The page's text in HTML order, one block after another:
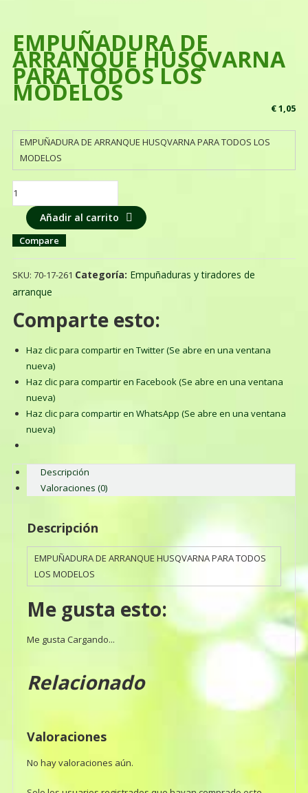
EMPUÑADURA DE
ARRANQUE HUSQVARNA
PARA TODOS LOS
MODELOS
€1,05
EMPUÑADURA DE ARRANQUE HUSQVARNA PARA TODOS LOS
MODELOS
EMPUÑADURA DE ARRANQUE HUSQVARNA PARA TODOS LOS
MODELOS cantidad
Añadir al carrito
Compare
SKU: 70-17-261 Categoría: Empuñaduras y tiradores de
arranque
Comparte esto:
Haz clic para compartir en Twitter (Se abre en una ventana
nueva)
Haz clic para compartir en Facebook (Se abre en una ventana
nueva)
Haz clic para compartir en WhatsApp (Se abre en una ventana
nueva)
Descripción
Valoraciones (0)
Descripción
EMPUÑADURA DE ARRANQUE HUSQVARNA PARA TODOS
LOS MODELOS
Me gusta esto:
Me gusta Cargando...
Relacionado
Valoraciones
No hay valoraciones aún.